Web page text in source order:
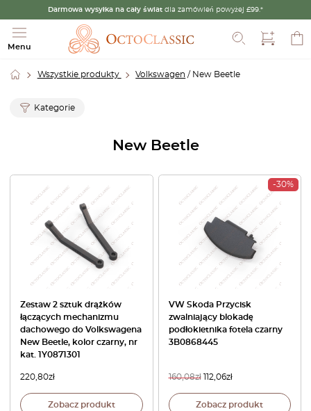
Darmowa wysyłka na cały świat dla zamówień powyżej £99.*
Menu
Szukaj
Wszystkie produkty Volkswagen / New Beetle
Kategorie
New Beetle
Zestaw 2 sztuk drążków
łączących mechanizmu
dachowego do Volkswagena
New Beetle, kolor czarny, nr
kat. 1Y0871301
220,80zł
Zobacz produkt
-30%
VW Skoda Przycisk
zwalniający blokadę
podłokietnika fotela czarny
3B0868445
160,08zł 112,06zł
Zobacz produkt